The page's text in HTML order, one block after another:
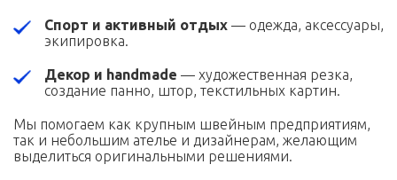
Спорт и активный отдых — одежда, аксессуары,
экипировка.
Декор и handmade — художественная резка,
создание панно, штор, текстильных картин.
Мы помогаем как крупным швейным предприятиям,
так и небольшим ателье и дизайнерам, желающим
выделиться оригинальными решениями.